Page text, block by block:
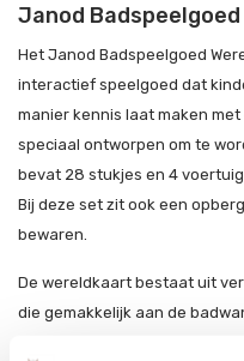
Janod
Het Janod Badspeelgoed
interactief speelgoed dat
manier kennis laat maken
speciaal ontworpen om te
bevat 28 stukjes en 4
Bij deze set zit ook een
bewaren.
De wereldkaart bestaat uit
die gemakkelijk aan de